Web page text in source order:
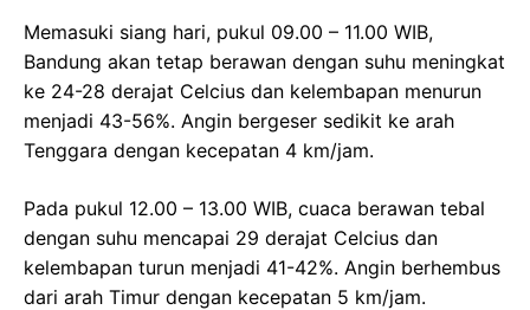
Memasuki siang hari, pukul 09.00 – 11.00 WIB,
Bandung akan tetap berawan dengan suhu meningkat
ke 24-28 derajat Celcius dan kelembapan menurun
menjadi 43-56%. Angin bergeser sedikit ke arah
Tenggara dengan kecepatan 4 km/jam.
Pada pukul 12.00 – 13.00 WIB, cuaca berawan tebal
dengan suhu mencapai 29 derajat Celcius dan
kelembapan turun menjadi 41-42%. Angin berhembus
dari arah Timur dengan kecepatan 5 km/jam.